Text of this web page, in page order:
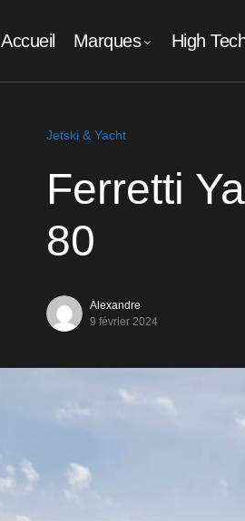
Accueil Marques High
Jetski & Yacht
Ferretti
80
Alexandre
9 février 2024